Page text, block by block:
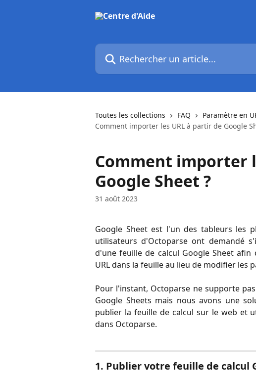
Rechercher un article...
Toutes les collections FAQ
Paramètre en
Comment importer les URL à partir de Google
Comment importer
Google Sheet ?
31 août 2023
Google Sheet est l'un des tableurs les
utilisateurs d'Octoparse ont demandé
d'une feuille de calcul Google Sheet
URL dans la feuille au lieu de modifier les
Pour l'instant, Octoparse ne supporte
Google Sheets mais nous avons une
publier la feuille de calcul sur le web et
dans Octoparse.
1. Publier votre feuille de calcul